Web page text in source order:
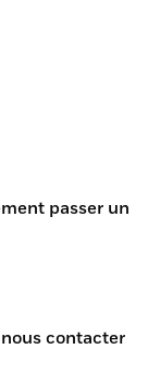
passer un
contacter